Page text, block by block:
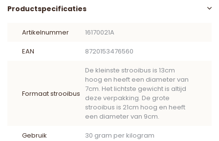
Productspecificaties
Artikelnummer 16170021A
EAN 8720153476560
Formaat strooibus
De kleinste strooibus is 13cm
hoog en heeft een diameter van
7cm. Het lichtste gewicht is altijd
deze verpakking. De grote
strooibus is 21cm hoog en heeft
een diameter van 9cm.
Gebruik 30 gram per kilogram